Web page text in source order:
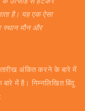
है। यह एक ऐसा
स्थान मौन और
अंकित करने के बारे में
में है। निम्नलिखित बिंदु